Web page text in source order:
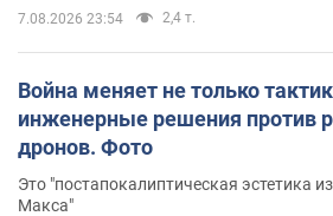
7.08.2026 23:54 2,4 т.
Война меняет не только
инженерные решения против
дронов. Фото
Это "постапокалиптическая эстетика
Макса"